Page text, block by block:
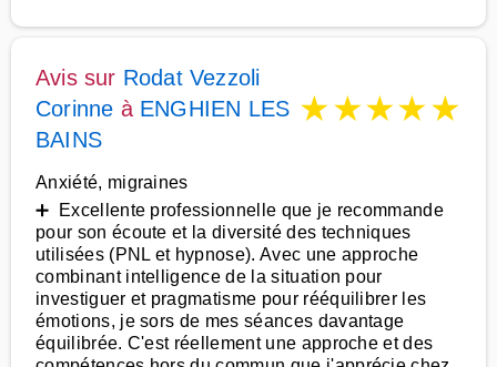
Avis sur Rodat Vezzoli
Corinne à ENGHIEN LES
BAINS
★★★★★
Anxiété, migraines
➕ Excellente professionnelle que je recommande
pour son écoute et la diversité des techniques
utilisées (PNL et hypnose). Avec une approche
combinant intelligence de la situation pour
investiguer et pragmatisme pour rééquilibrer les
émotions, je sors de mes séances davantage
équilibrée. C'est réellement une approche et des